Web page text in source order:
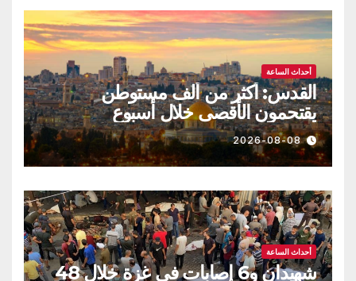
أحداث الساعة
القدس: أكثر من ألف مستوطن
يقتحمون الأقصى خلال أسبوع
2026-08-08
أحداث الساعة
شهيدان و6 إصابات في غزة خلال 48